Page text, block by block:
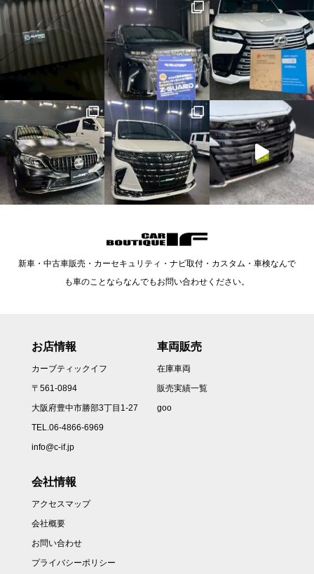
新車・中古車販売・カーセキュリティ・ナビ取付・カスタム・車検なんで
も車のことならなんでもお問い合わせください。
お店情報
カーブティックイフ
〒561-0894
大阪府豊中市勝部3丁目1-27
TEL.06-4866-6969
info@c-if.jp
車両販売
在庫車両
販売実績一覧
goo
会社情報
アクセスマップ
会社概要
お問い合わせ
プライバシーポリシー